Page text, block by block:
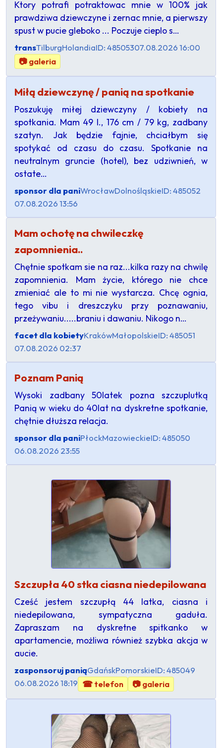
Ktory potrafi potraktowac mnie w 100% jak
prawdziwa dziewczyne i zernac mnie, a pierwszy
spust w pucie gleboko ... Poczuje cieplo s…
transTilburgHolandiaID: 48505307.08.2026 16:00
📷 galeria
Miłą dziewczynę / panią na spotkanie
Poszukuję miłej dziewczyny / kobiety na
spotkania. Mam 49 l., 176 cm / 79 kg, zadbany
szatyn. Jak będzie fajnie, chciałbym się
spotykać od czasu do czasu. Spotkanie na
neutralnym gruncie (hotel), bez udziwnień, w
ostate…
sponsor dla paniWrocławDolnośląskieID: 485052
07.08.2026 13:56
Mam ochotę na chwileczkę
zapomnienia..
Chętnie spotkam sie na raz...kilka razy na chwilę
zapomnienia. Mam życie, którego nie chce
zmieniać ale to mi nie wystarcza. Chcę ognia,
tego vibu i dreszczyku przy poznawaniu,
przeżywaniu.....braniu i dawaniu. Nikogo n…
facet dla kobietyKrakówMałopolskieID: 485051
07.08.2026 02:37
Poznam Panią
Wysoki zadbany 50latek pozna szczuplutką
Panią w wieku do 40lat na dyskretne spotkanie,
chętnie dłuższa relacja.
sponsor dla paniPłockMazowieckieID: 485050
06.08.2026 23:55
Szczupła 40 stka ciasna niedepilowana
Cześć jestem szczupłą 44 latka, ciasna i
niedepilowana, sympatyczna gaduła.
Zapraszam na dyskretne spitkanko w
apartamencie, możliwa również szybka akcja w
aucie.
zasponsoruj paniąGdańskPomorskieID: 485049
06.08.2026 18:19 ☎ telefon 📷 galeria